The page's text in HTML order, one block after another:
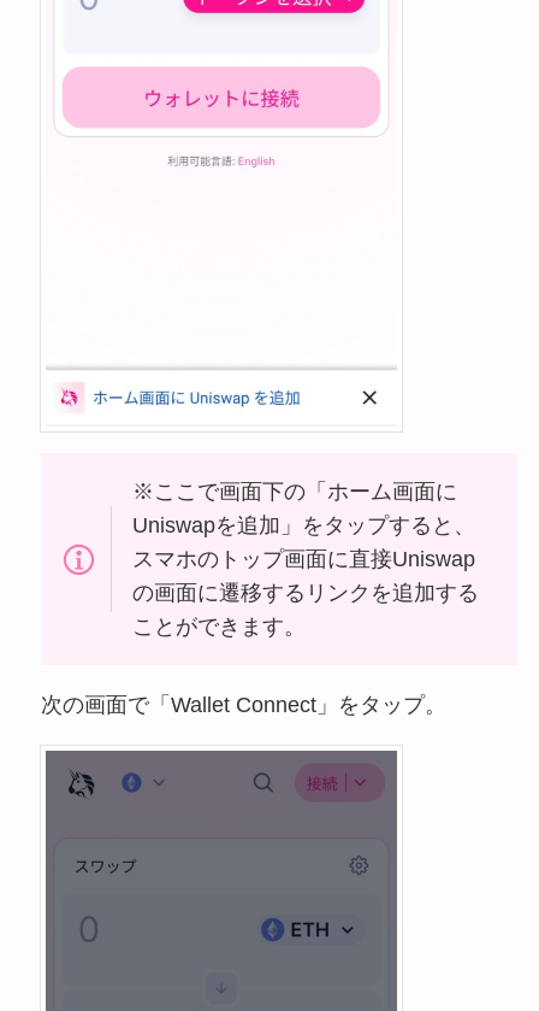
※ここで画面下の「ホーム画面に
Uniswapを追加」をタップすると、
スマホのトップ画面に直接Uniswap
の画面に遷移するリンクを追加する
ことができます。
次の画面で「Wallet Connect」をタップ。